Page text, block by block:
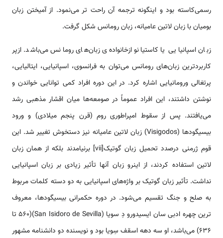
رسمی‌کاسته بود و اینگونه ترجمه آن راحت تر می‌نمود. از آمیختن زبان
بومیان با زبان لاتین عامیانه، زبان رومانس شکل گرفت.
زبان اسپانیایی یا کاستیانو ازخانواده‌ی زبان‌های رومانس می‌باشد. ازپر
کاربردترین زبان‌های رومانس می‌توان به فرانسوی، اسپانیایی، ایتالیایی،
پرتغالی ورومانیایی اشاره کرد. در این دوره افراد کمی توانایی خواندن و
نوشتن داشتند، این افراد عموماً در صومعه‌ها میان اقشار مذهبی رشد
می‌یافتند. پس از سقوط امپراطوری روم (قرن پنجم میلادی) و ورود
بیسیگودها (Visigodos) زبان لاتین عامیانه نیز دستخوش تغییر شد. این
قوم ژرمنی درصدد تحمیل زبان گوتیک[vii] برنیامدند بلکه از همان زبان
لاتین استفاده کردند، از اینرو زبان آنها تأثیر زیادی بر زبان اسپانیایی
نداشت. تأثیر زبان گوتیک بر واژه‌های اسپانیایی به دو دسته کلمات مربوط
به صلح و جنگ تقسیم می‌شود. در دوره حکمرانی بیسیگودها، معروف
ترین چهره ادبی سان ایسیدورو دِ سویا (San Isidoro de Sevilla)(560 تا
636) می‌باشد، او سه دهه اسقف سِویا بود و نویسنده دو دانشنامه مشهور